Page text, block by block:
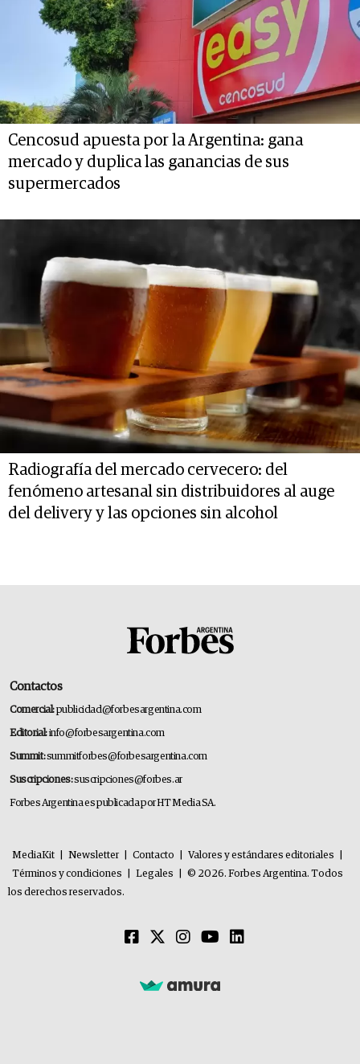
Cencosud apuesta por la Argentina: gana
mercado y duplica las ganancias de sus
supermercados
Radiografía del mercado cervecero: del
fenómeno artesanal sin distribuidores al auge
del delivery y las opciones sin alcohol
Contactos
Comercial:publicidad@forbesargentina.com
Editorial:info@forbesargentina.com
Summit:summitforbes@forbesargentina.com
Suscripciones:suscripciones@forbes.ar
Forbes Argentina es publicada por HT Media SA.
MediaKit Newsletter Contacto Valores y estándares editoriales
Términos y condiciones
Legales
© 2026. Forbes Argentina. Todos
los derechos reservados.